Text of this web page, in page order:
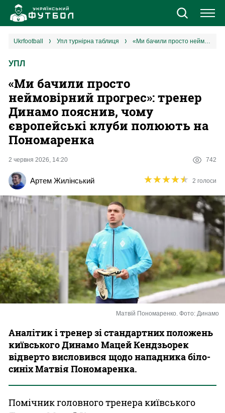
Новини
Єврокубки
УПЛ
Різне
Букмекери
Казино
ukrfootball упл турнірна таблиця «Ми бачили просто неймовірний прогрес»: тренер Динамо пояснив, чому європейські клуби полюють на Пономаренка
УПЛ
«Ми бачили просто
неймовірний прогрес»: тренер
Динамо пояснив, чому
європейські клуби полюють на
Пономаренка
2 червня 2026, 14:20 742
Артем Жилінський ★★★★★
★★★★★ 2 голоси
Матвій Пономаренко. Фото: Динамо
Аналітик і тренер зі стандартних положень
київського Динамо Мацей Кендзьорек
відверто висловився щодо нападника біло-
синіх Матвія Пономаренка.
Помічник головного тренера київського